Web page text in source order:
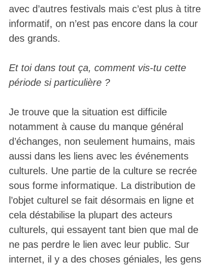
avec d’autres festivals mais c’est plus à titre
informatif, on n’est pas encore dans la cour
des grands.
Et toi dans tout ça, comment vis-tu cette
période si particulière ?
Je trouve que la situation est difficile
notamment à cause du manque général
d’échanges, non seulement humains, mais
aussi dans les liens avec les événements
culturels. Une partie de la culture se recrée
sous forme informatique. La distribution de
l’objet culturel se fait désormais en ligne et
cela déstabilise la plupart des acteurs
culturels, qui essayent tant bien que mal de
ne pas perdre le lien avec leur public. Sur
internet, il y a des choses géniales, les gens